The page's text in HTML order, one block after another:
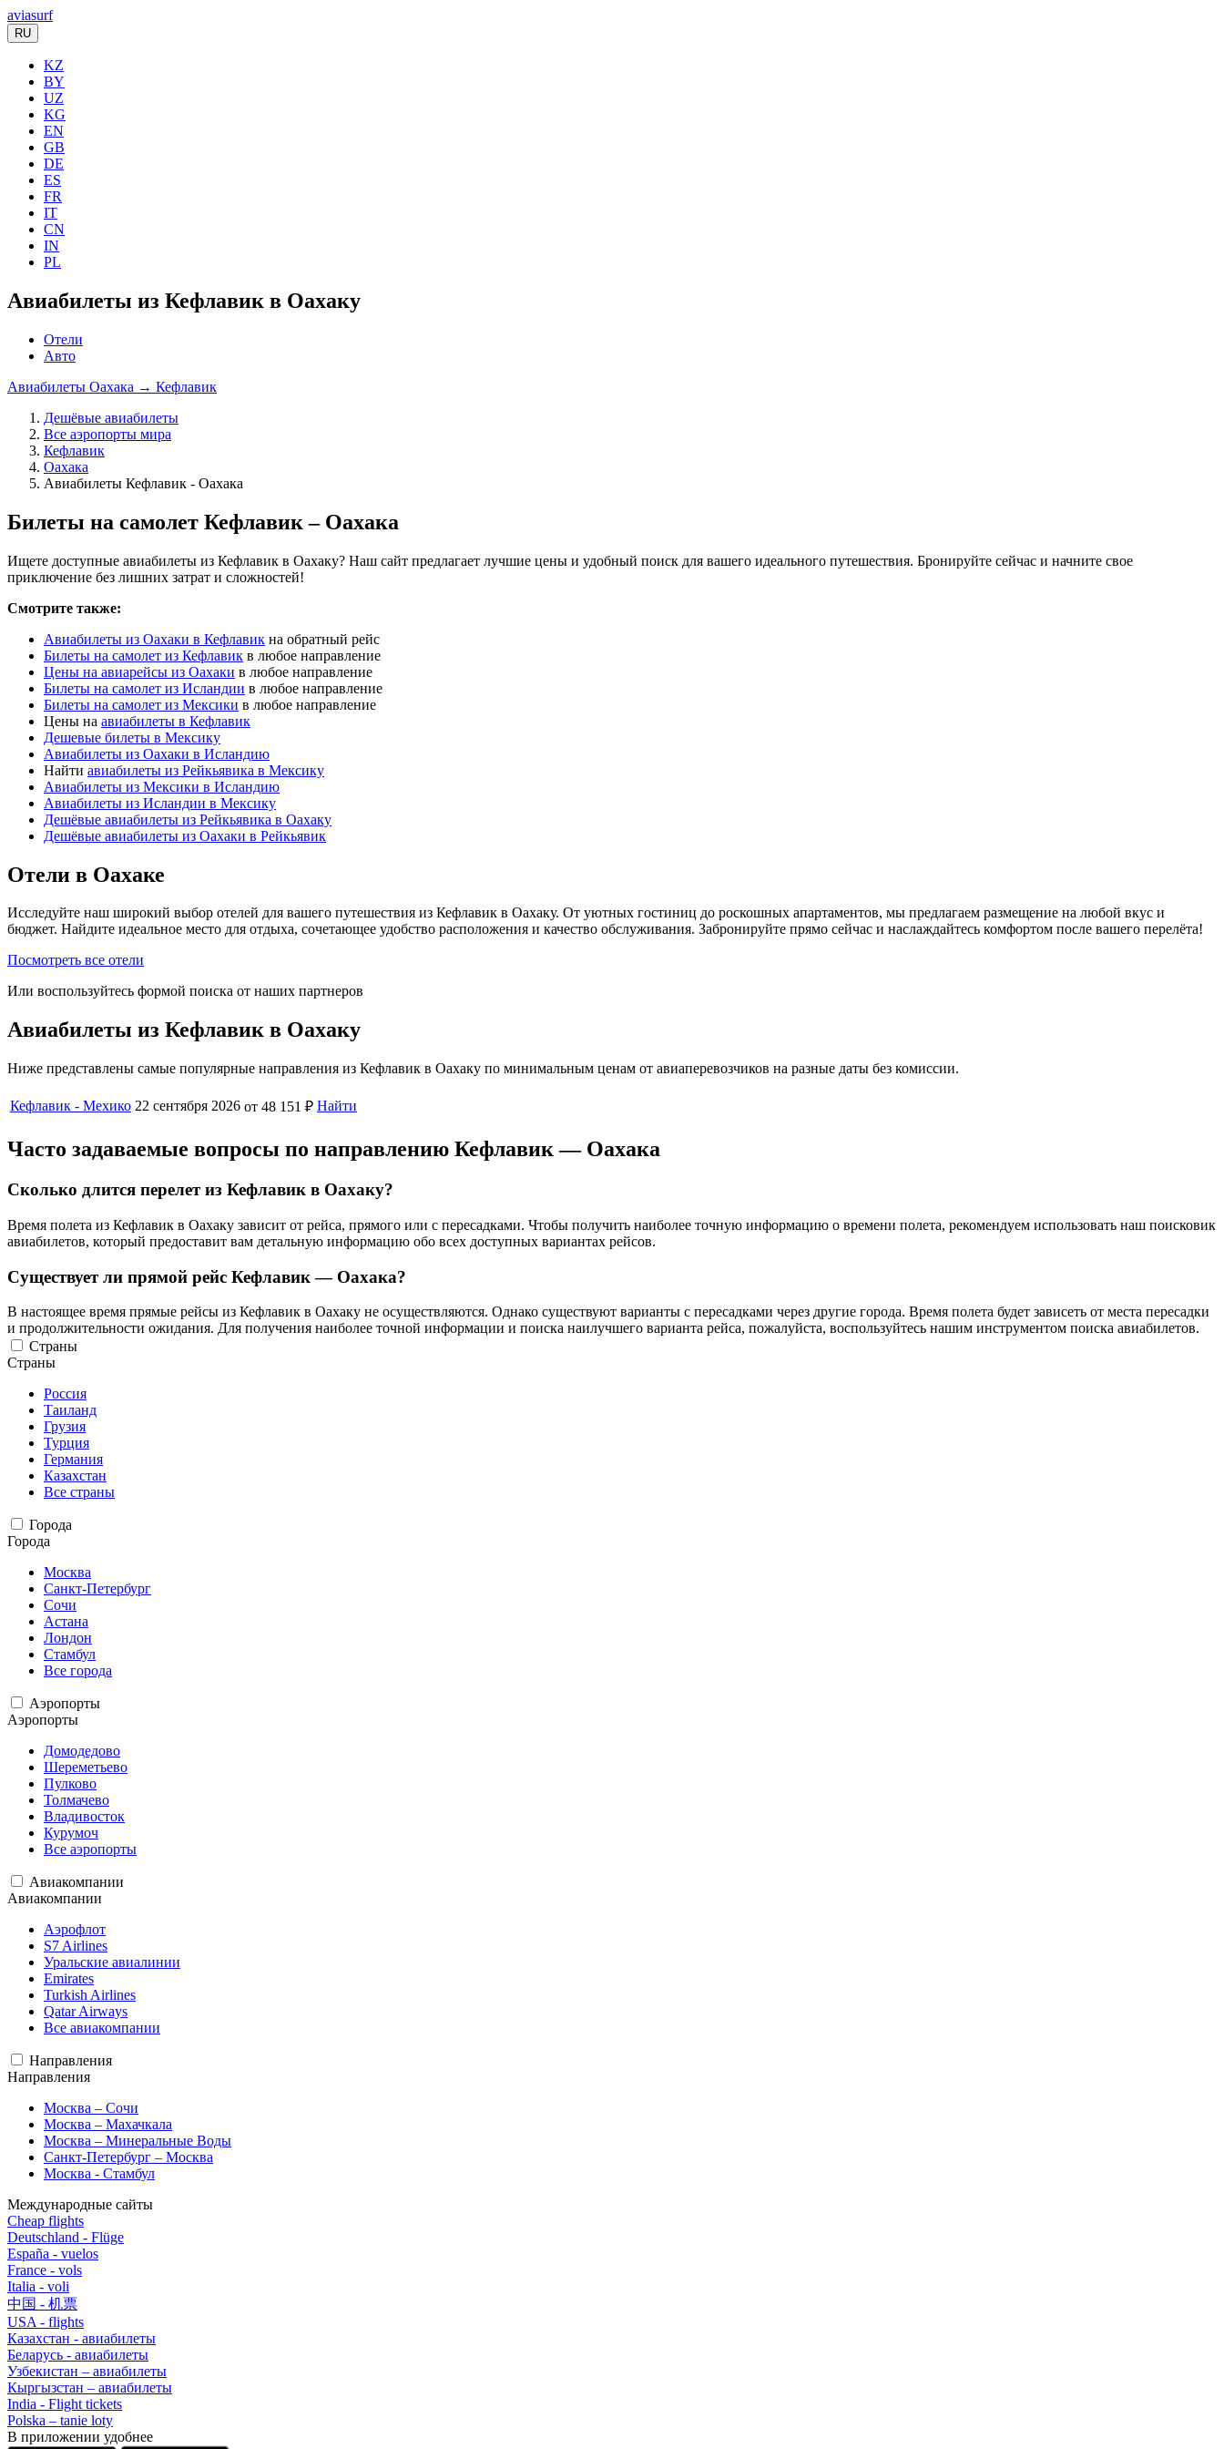
aviasurf
RU
KZ
BY
UZ
KG
EN
GB
DE
ES
FR
IT
CN
IN
PL
Авиабилеты из Кефлавик в Оахаку
Отели
Авто
Авиабилеты Оахака → Кефлавик
Дешёвые авиабилеты
Все аэропорты мира
Кефлавик
Оахака
Авиабилеты Кефлавик - Оахака
Билеты на самолет Кефлавик – Оахака
Ищете доступные авиабилеты из Кефлавик в Оахаку? Наш сайт предлагает лучшие цены и удобный поиск для вашего идеального путешествия. Бронируйте сейчас и начните свое
приключение без лишних затрат и сложностей!
Смотрите также:
Авиабилеты из Оахаки в Кефлавик на обратный рейс
Билеты на самолет из Кефлавик в любое направление
Цены на авиарейсы из Оахаки в любое направление
Билеты на самолет из Исландии в любое направление
Билеты на самолет из Мексики в любое направление
Цены на авиабилеты в Кефлавик
Дешевые билеты в Мексику
Авиабилеты из Оахаки в Исландию
Найти авиабилеты из Рейкьявика в Мексику
Авиабилеты из Мексики в Исландию
Авиабилеты из Исландии в Мексику
Дешёвые авиабилеты из Рейкьявика в Оахаку
Дешёвые авиабилеты из Оахаки в Рейкьявик
Отели в Оахаке
Исследуйте наш широкий выбор отелей для вашего путешествия из Кефлавик в Оахаку. От уютных гостиниц до роскошных апартаментов, мы предлагаем размещение на любой вкус и
бюджет. Найдите идеальное место для отдыха, сочетающее удобство расположения и качество обслуживания. Забронируйте прямо сейчас и наслаждайтесь комфортом после вашего перелёта!
Посмотреть все отели
Или воспользуйтесь формой поиска от наших партнеров
Авиабилеты из Кефлавик в Оахаку
Ниже представлены самые популярные направления из Кефлавик в Оахаку по минимальным ценам от авиаперевозчиков на разные даты без комиссии.
Кефлавик - Мехико 22 сентября 2026 от 48 151 ₽ Найти
Часто задаваемые вопросы по направлению Кефлавик — Оахака
Сколько длится перелет из Кефлавик в Оахаку?
Время полета из Кефлавик в Оахаку зависит от рейса, прямого или с пересадками. Чтобы получить наиболее точную информацию о времени полета, рекомендуем использовать наш поисковик
авиабилетов, который предоставит вам детальную информацию обо всех доступных вариантах рейсов.
Существует ли прямой рейс Кефлавик — Оахака?
В настоящее время прямые рейсы из Кефлавик в Оахаку не осуществляются. Однако существуют варианты с пересадками через другие города. Время полета будет зависеть от места пересадки
и продолжительности ожидания. Для получения наиболее точной информации и поиска наилучшего варианта рейса, пожалуйста, воспользуйтесь нашим инструментом поиска авиабилетов.
Страны
Страны
Россия
Таиланд
Грузия
Турция
Германия
Казахстан
Все страны
Города
Города
Москва
Санкт-Петербург
Сочи
Астана
Лондон
Стамбул
Все города
Аэропорты
Аэропорты
Домодедово
Шереметьево
Пулково
Толмачево
Владивосток
Курумоч
Все аэропорты
Авиакомпании
Авиакомпании
Аэрофлот
S7 Airlines
Уральские авиалинии
Emirates
Turkish Airlines
Qatar Airways
Все авиакомпании
Направления
Направления
Москва – Сочи
Москва – Махачкала
Москва – Минеральные Воды
Санкт-Петербург – Москва
Москва - Стамбул
Международные сайты
Cheap flights
Deutschland - Flüge
España - vuelos
France - vols
Italia - voli
中国 - 机票
USA - flights
Казахстан - авиабилеты
Беларусь - авиабилеты
Узбекистан – авиабилеты
Кыргызстан – авиабилеты
India - Flight tickets
Polska – tanie loty
В приложении удобнее